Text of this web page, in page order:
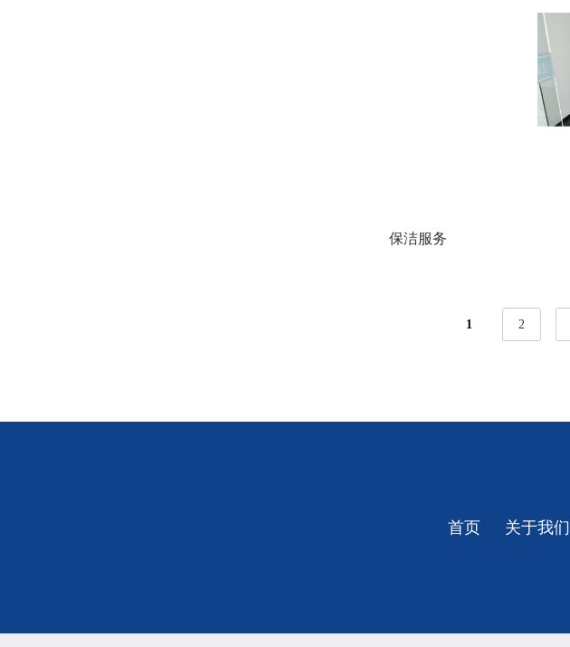
保洁服务
1 2
首页 关于我们